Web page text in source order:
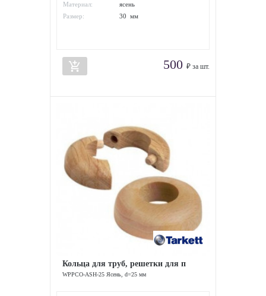
Материал:
ясень
Размер:
30 мм
add_shopping_cart 500 ₽ за шт.
Кольца для труб, решетки для п
WPPCO-ASH-25 Ясень, d=25 мм